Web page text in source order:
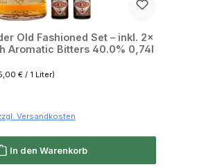
Old Fashioned Set – inkl. 2×
Aromatic Bitters 40.0% 0,74l
€ / 1 Liter)
Versandkosten
In den Warenkorb